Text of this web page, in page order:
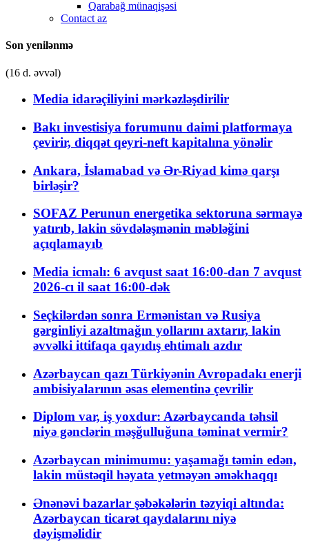
Qarabağ münaqişəsi
Contact az
Son yenilənmə
(16 d. əvvəl)
Media idarəçiliyini mərkəzləşdirilir
Bakı investisiya forumunu daimi platformaya
çevirir, diqqət qeyri-neft kapitalına yönəlir
Ankara, İslamabad və Ər-Riyad kimə qarşı
birləşir?
SOFAZ Perunun energetika sektoruna sərmayə
yatırıb, lakin sövdələşmənin məbləğini
açıqlamayıb
Media icmalı: 6 avqust saat 16:00-dan 7 avqust
2026-cı il saat 16:00-dək
Seçkilərdən sonra Ermənistan və Rusiya
gərginliyi azaltmağın yollarını axtarır, lakin
əvvəlki ittifaqa qayıdış ehtimalı azdır
Azərbaycan qazı Türkiyənin Avropadakı enerji
ambisiyalarının əsas elementinə çevrilir
Diplom var, iş yoxdur: Azərbaycanda təhsil
niyə gənclərin məşğulluğuna təminat vermir?
Azərbaycan minimumu: yaşamağı təmin edən,
lakin müstəqil həyata yetməyən əməkhaqqı
Ənənəvi bazarlar şəbəkələrin təzyiqi altında:
Azərbaycan ticarət qaydalarını niyə
dəyişməlidir